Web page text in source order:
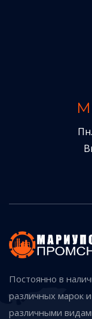
Постоянно в
различных марок
различными